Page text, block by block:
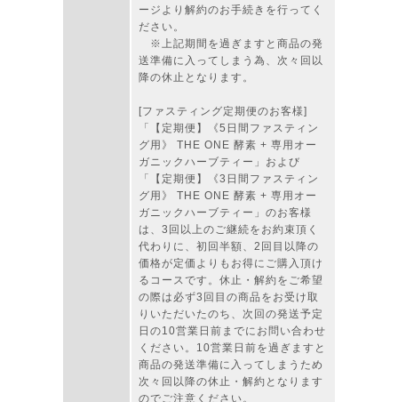
ージより解約のお手続きを行ってく
ださい。
※上記期間を過ぎますと商品の発
送準備に入ってしまう為、次々回以
降の休止となります。
[ファスティング定期便のお客様]
「【定期便】《5日間ファスティン
グ用》 THE ONE 酵素 + 専用オー
ガニックハーブティー」および
「【定期便】《3日間ファスティン
グ用》 THE ONE 酵素 + 専用オー
ガニックハーブティー」のお客様
は、3回以上のご継続をお約束頂く
代わりに、初回半額、2回目以降の
価格が定価よりもお得にご購入頂け
るコースです。休止・解約をご希望
の際は必ず3回目の商品をお受け取
りいただいたのち、次回の発送予定
日の10営業日前までにお問い合わせ
ください。10営業日前を過ぎますと
商品の発送準備に入ってしまうため
次々回以降の休止・解約となります
のでご注意ください。